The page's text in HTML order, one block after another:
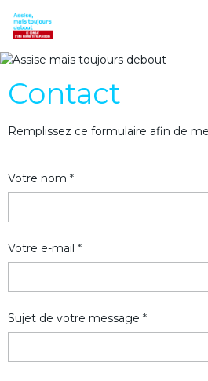
Contact
Remplissez ce formulaire afin de
Votre nom
Votre e-mail
Sujet de votre message